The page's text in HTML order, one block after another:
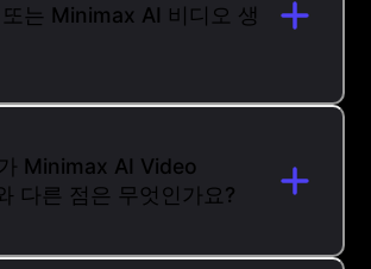
는 Minimax AI 비디오 생
Minimax AI Video
다른 점은 무엇인가요?